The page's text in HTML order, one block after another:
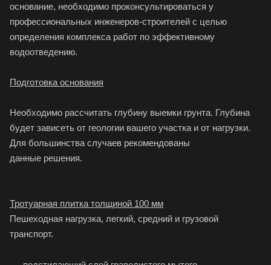
основание, необходимо проконсультироваться у
профессиональных инженеров-строителей с целью
определения комплекса работ по эффективному
водоотведению.
Подготовка основания
Необходимо рассчитать глубину выемки грунта. Глубина
будет зависеть от геологии вашего участка и от нагрузки.
Для большинства случаев рекомендованы
данные решения.
Тротуарная плитка толщиной 100 мм
Пешеходная нагрузка, легкий, средний и грузовой
транспорт.